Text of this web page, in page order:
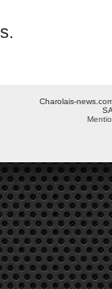
Charolais-